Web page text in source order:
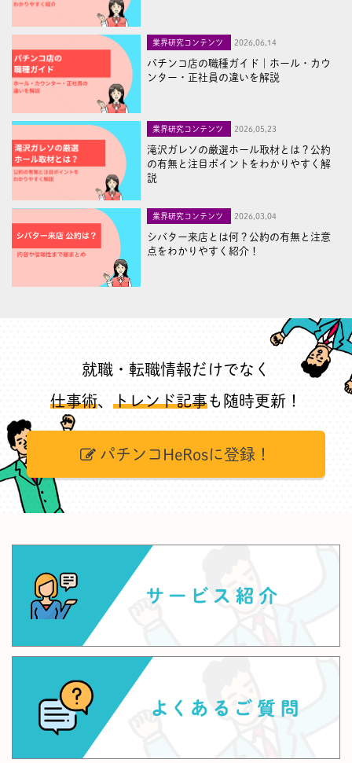
業界研究コンテンツ 2026,06,14
パチンコ店の職種ガイド｜ホール・カウ
ンター・正社員の違いを解説
業界研究コンテンツ 2026,05,23
滝沢ガレソの厳選ホール取材とは？公約
の有無と注目ポイントをわかりやすく解
説
業界研究コンテンツ 2026,03,04
シバター来店とは何？公約の有無と注意
点をわかりやすく紹介！
就職・転職情報だけでなく
仕事術、 トレンド記事も随時更新！
パチンコHeRosに登録！